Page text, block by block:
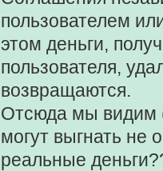
пользователем
этом деньги,
пользователя,
возвращаются.
Отсюда мы видим
могут выгнать не
реальные